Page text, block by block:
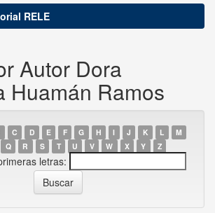
RELE
Autor Dora
Huamán Ramos
C D E F G H I J K L
M
Q R S T U V W X Y Z
letras: